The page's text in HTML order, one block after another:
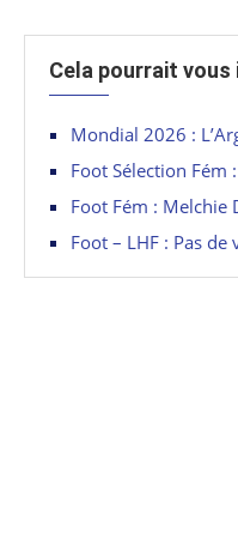
Cela pourrait
Mondial 2026 :
Foot Sélection Fém
Foot Fém : Melchie
Foot – LHF : Pas de